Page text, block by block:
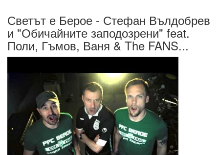
Светът е Берое - Стефан Вълдобрев
и "Обичайните заподозрени" feat.
Поли, Гъмов, Ваня & The FANS...